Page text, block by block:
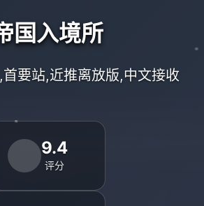
国入境所
要站,近推离放版,中文接收
9.4
评分